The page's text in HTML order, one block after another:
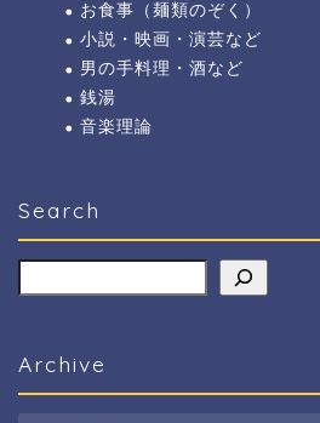
お食事（麺類のぞく）
小説・映画・演芸など
男の手料理・酒など
銭湯
音楽理論
Search
Archive